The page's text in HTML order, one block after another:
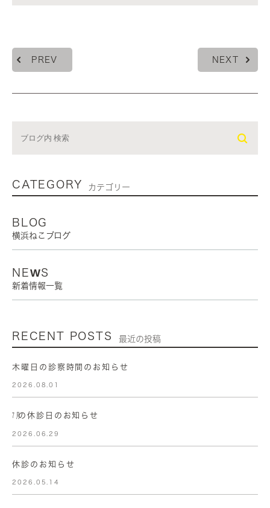
PREV NEXT
CATEGORY カテゴリー
BLOG
横浜ねこブログ
NEWS
新着情報一覧
RECENT POSTS 最近の投稿
木曜日の診察時間のお知らせ
2026.08.01
㋆の休診日のお知らせ
2026.06.29
休診のお知らせ
2026.05.14